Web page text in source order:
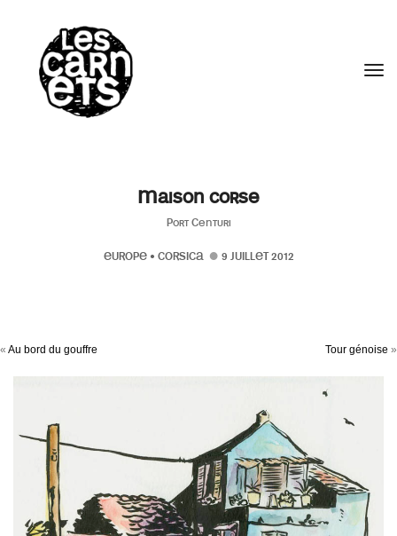
Maison corse
Port Centuri
EUROPE• CORSICA 9 JUILLET 2012
« Au bord du gouffre Tour génoise »